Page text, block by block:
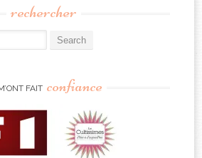
rechercher
FAIT confiance